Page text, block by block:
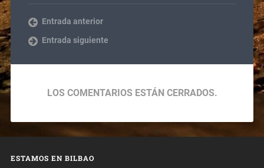
Entrada anterior
Entrada siguiente
LOS COMENTARIOS ESTÁN CERRADOS.
ESTAMOS EN BILBAO